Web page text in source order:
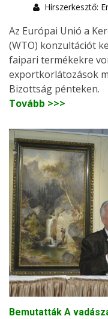
Hírszerkesztő:
Az Európai Unió a
(WTO) konzultációt
faipari termékekre
exportkorlátozások
Bizottság pénteken.
Tovább >>>
Bemutatták A